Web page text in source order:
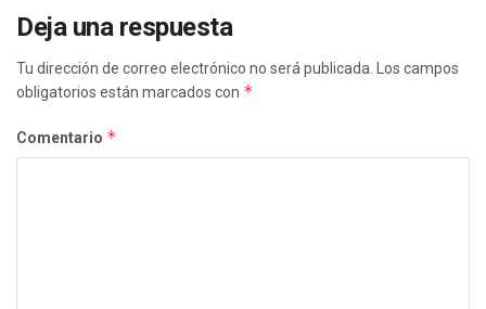
Deja una respuesta
Tu dirección de correo electrónico no será publicada.
Los campos
obligatorios están marcados con *
Comentario *